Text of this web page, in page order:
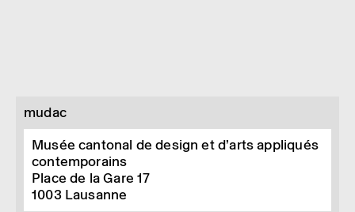
mudac
Musée cantonal de design et d’arts appliqués
contemporains
Place de la Gare 17
1003 Lausanne